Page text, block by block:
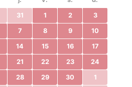
31 1 2 3
7 8 9 10
14 15 16 17
21 22 23 24
28 29 30 1